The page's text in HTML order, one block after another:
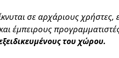
σε αρχάριους χρήστες,
έμπειρους
του χώρου.